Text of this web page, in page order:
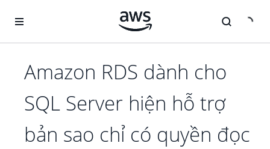
Amazon RDS dành cho
SQL Server hiện hỗ trợ
bản sao chỉ có quyền đọc